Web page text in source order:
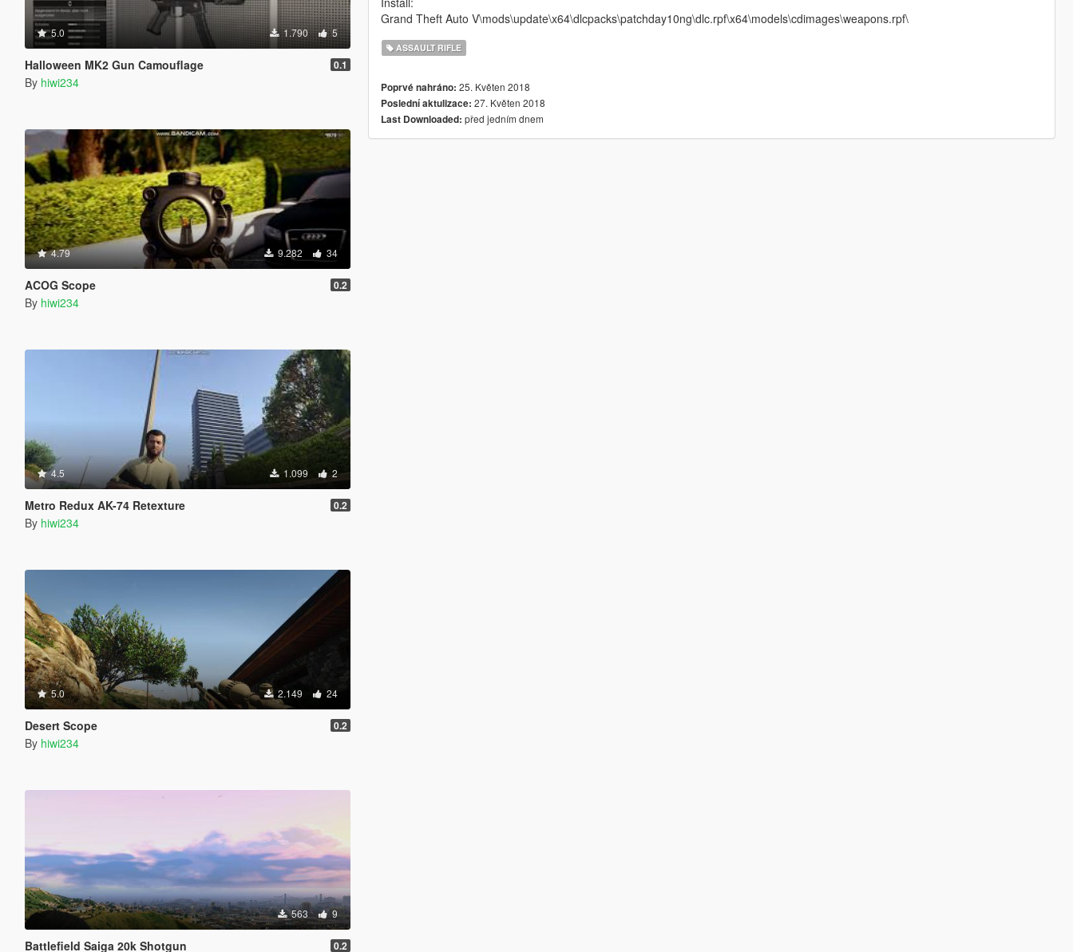
5.0 1.790 5
Halloween MK2 Gun Camouflage 0.1
By hiwi234
4.79 9.282 34
ACOG Scope 0.2
By hiwi234
4.5 1.099 2
Metro Redux AK-74 Retexture 0.2
By hiwi234
5.0 2.149 24
Desert Scope 0.2
By hiwi234
563 9
Battlefield Saiga 20k Shotgun 0.2
Grand Theft Auto V\mods\update\x64\dlcpacks\patchday10ng\dlc.rpf\x64\models\cdimages\weapons.rpf\
ASSAULT RIFLE
Poprvé nahráno: 25. Květen 2018
Poslední aktulizace: 27. Květen 2018
Last Downloaded: před jedním dnem